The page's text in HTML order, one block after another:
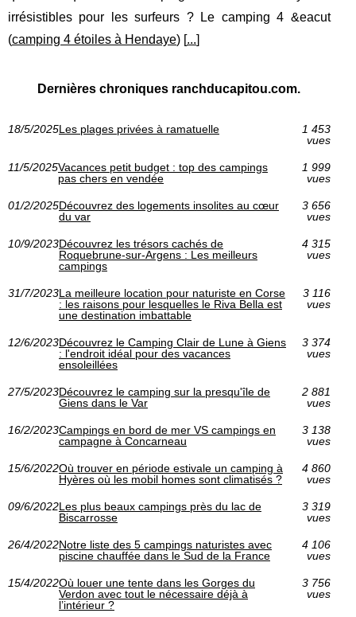
irrésistibles pour les surfeurs ? Le camping 4 &eacut
(camping 4 étoiles à Hendaye) [...]
Dernières chroniques ranchducapitou.com.
18/5/2025Les plages privées à ramatuelle
1 453
vues
11/5/2025Vacances petit budget : top des campings
pas chers en vendée
1 999
vues
01/2/2025Découvrez des logements insolites au cœur
du var
3 656
vues
10/9/2023Découvrez les trésors cachés de
Roquebrune-sur-Argens : Les meilleurs
campings
4 315
vues
31/7/2023La meilleure location pour naturiste en Corse
: les raisons pour lesquelles le Riva Bella est
une destination imbattable
3 116
vues
12/6/2023Découvrez le Camping Clair de Lune à Giens
: l'endroit idéal pour des vacances
ensoleillées
3 374
vues
27/5/2023Découvrez le camping sur la presqu'île de
Giens dans le Var
2 881
vues
16/2/2023Campings en bord de mer VS campings en
campagne à Concarneau
3 138
vues
15/6/2022Où trouver en période estivale un camping à
Hyères où les mobil homes sont climatisés ?
4 860
vues
09/6/2022Les plus beaux campings près du lac de
Biscarrosse
3 319
vues
26/4/2022Notre liste des 5 campings naturistes avec
piscine chauffée dans le Sud de la France
4 106
vues
15/4/2022Où louer une tente dans les Gorges du
Verdon avec tout le nécessaire déjà à
l’intérieur ?
3 756
vues